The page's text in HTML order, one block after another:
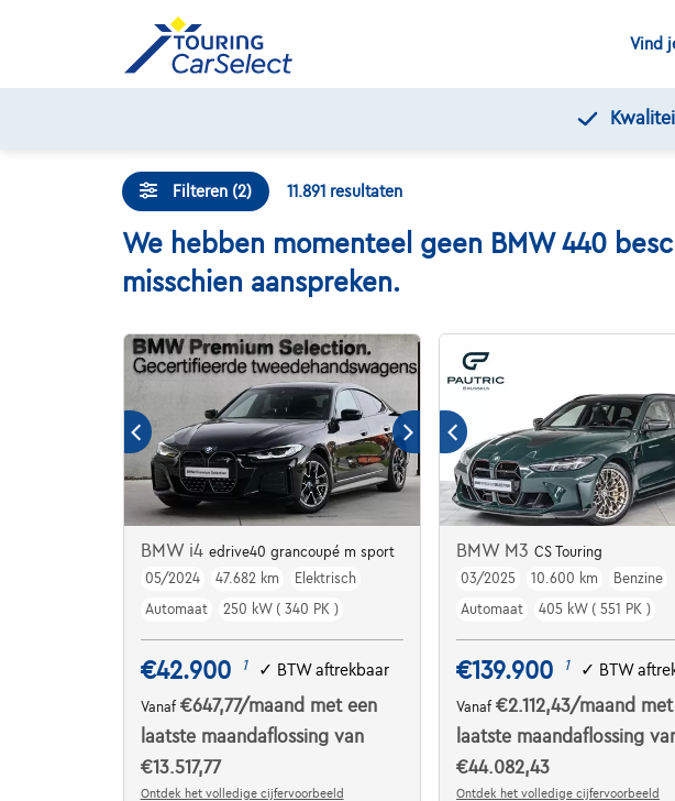
Vind
Filteren (2) 11.891 resultaten
We hebben momenteel geen BMW 440
misschien aanspreken.
BMW i4 edrive40 grancoupé m sport
05/2024
47.682 km
Elektrisch
Automaat
250 kW ( 340 PK )
€42.900 1 ✓ BTW aftrekbaar
Vanaf €647,77/maand met een
laatste maandaflossing van
€13.517,77
Ontdek het volledige cijfervoorbeeld
BMW M3CS Touring
03/2025
10.600 km
Benzine
Automaat
405 kW ( 551 PK )
€139.900 1 ✓ BTW
Vanaf€2.112,43/maand
laatste maandaflossing
€44.082,43
Ontdek het volledige cijfervoorbeeld